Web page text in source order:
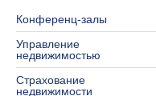
Конференц-залы
Управление
недвижимостью
Страхование
недвижимости